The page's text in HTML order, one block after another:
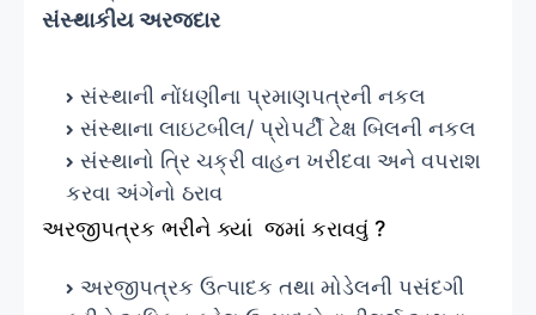
સંસ્થાકીય અરજદાર
સંસ્થાની નોંધણીના પ્રમાણપત્રની નકલ
સંસ્થાના લાઇટબીલ/ પ્રોપર્ટી ટેક્ષ બિલની નકલ
સંસ્થાનો ત્રિ ચક્રી વાહન ખરીદવા અને વપરાશ
કરવા અંગેનો ઠરાવ
અરજીપત્રક ભરીને ક્યાં જમાં કરાવવું ?
અરજીપત્રક ઉત્પાદક તથા મોડેલની પસંદગી